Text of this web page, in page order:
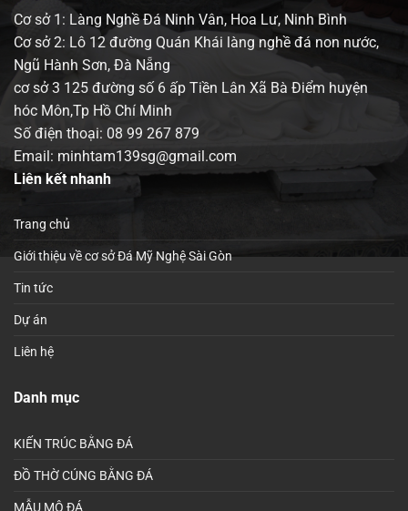
Cơ sở 1: Làng Nghề Đá Ninh Vân, Hoa Lư, Ninh Bình
Cơ sở 2: Lô 12 đường Quán Khái làng nghề đá non nước,
Ngũ Hành Sơn, Đà Nẵng
cơ sở 3 125 đường số 6 ấp Tiền Lân Xã Bà Điểm huyện
hóc Môn,Tp Hồ Chí Minh
Số điện thoại: 08 99 267 879
Email: minhtam139sg@gmail.com
Liên kết nhanh
Trang chủ
Giới thiệu về cơ sở Đá Mỹ Nghệ Sài Gòn
Tin tức
Dự án
Liên hệ
Danh mục
KIẾN TRÚC BẰNG ĐÁ
ĐỒ THỜ CÚNG BẰNG ĐÁ
MẪU MỘ ĐÁ